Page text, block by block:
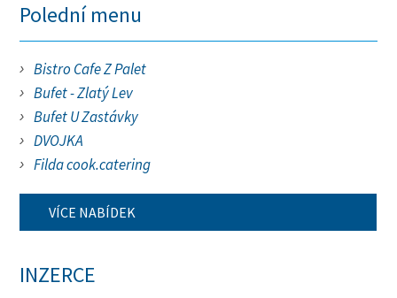
Polední menu
Bistro Cafe Z Palet
Bufet - Zlatý Lev
Bufet U Zastávky
DVOJKA
Filda cook.catering
VÍCE NABÍDEK
INZERCE